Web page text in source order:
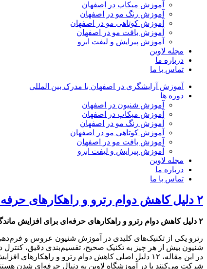
آموزش میکاپ در اصفهان
آموزش رنگ مو در اصفهان
آموزش کوتاهی مو در اصفهان
آموزش بافت مو در اصفهان
آموزش پیرایش و لیفت ابرو
مجله لاوین
درباره ما
تماس با ما
آموزش آرایشگری در اصفهان با مدرک بین المللی
دوره ها
آموزش شنیون در اصفهان
آموزش میکاپ در اصفهان
آموزش رنگ مو در اصفهان
آموزش کوتاهی مو در اصفهان
آموزش بافت مو در اصفهان
آموزش پیرایش و لیفت ابرو
مجله لاوین
درباره ما
تماس با ما
۲ دلیل کاهش دوام رترو و راهکارهای حرفه‌ای برای افزایش ماندگاری شنیون
۲ دلیل کاهش دوام رترو و راهکارهای حرفه‌ای برای افزایش ماندگاری شنیون
رترو یکی از تکنیک‌های کلیدی در آموزش شنیون عروس و فرم‌دهی
شنیون بیش از هر چیز به تکنیک صحیح، تقسیم‌بندی دقیق، کنترل
در این مقاله، ۱۲ دلیل اصلی کاهش دوام رترو و
شرکت می‌کنند یا در آموزشگاه لاوین به دنبال حرفه‌ای شدن